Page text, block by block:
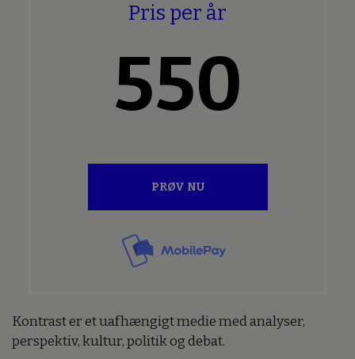
Pris per år
550
PRØV NU
Kontrast er et uafhængigt medie med analyser,
perspektiv, kultur, politik og debat.